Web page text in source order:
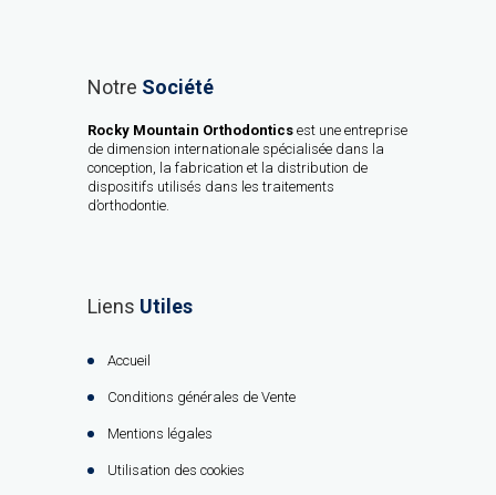
Notre Société
Rocky Mountain Orthodontics est une entreprise
de dimension internationale spécialisée dans la
conception, la fabrication et la distribution de
dispositifs utilisés dans les traitements
d’orthodontie.
Liens Utiles
Accueil
Conditions générales de Vente
Mentions légales
Utilisation des cookies